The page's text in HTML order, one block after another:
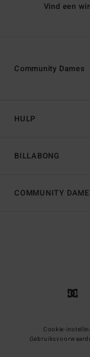
Vind een
HULP
BILLABONG
Community Dames
COMMUNITY
Cookie-